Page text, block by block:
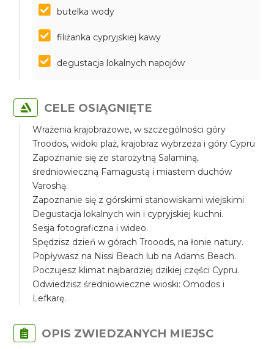
butelka wody
filiżanka cypryjskiej kawy
degustacja lokalnych napojów
CELE OSIĄGNIĘTE
Wrażenia krajobrazowe, w szczególności góry
Troodos, widoki plaż, krajobraz wybrzeża i góry Cypru
Zapoznanie się ze starożytną Salaminą,
średniowieczną Famagustą i miastem duchów
Varoshą.
Zapoznanie się z górskimi stanowiskami wiejskimi
Degustacja lokalnych win i cypryjskiej kuchni.
Sesja fotograficzna i wideo.
Spędzisz dzień w górach Trooods, na łonie natury.
Popływasz na Nissi Beach lub na Adams Beach.
Poczujesz klimat najbardziej dzikiej części Cypru.
Odwiedzisz średniowieczne wioski: Omodos i
Lefkarę.
OPIS ZWIEDZANYCH MIEJSC